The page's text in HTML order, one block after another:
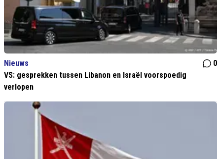
Nieuws
0
VS: gesprekken tussen Libanon en Israël voorspoedig
verlopen